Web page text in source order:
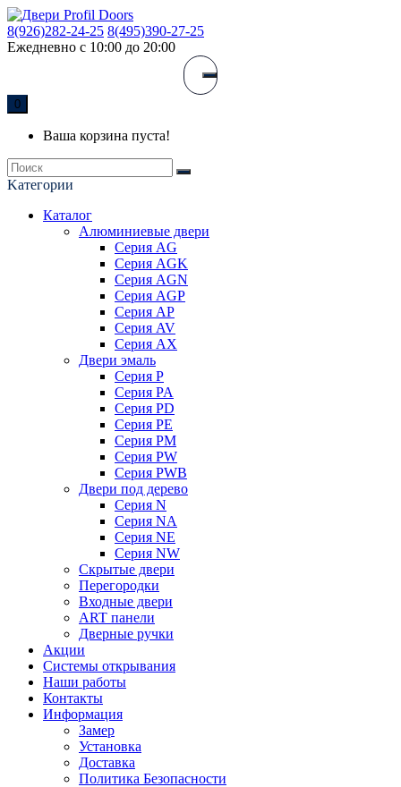
8(926)282-24-25 8(495)390-27-25
Ежедневно с 10:00 до 20:00
0
Ваша корзина пуста!
Kатегории
Каталог
Алюминиевые двери
Серия AG
Серия AGK
Серия AGN
Серия AGP
Серия AP
Серия AV
Серия AX
Двери эмаль
Серия P
Серия PA
Серия PD
Серия PE
Серия PM
Серия PW
Серия PWB
Двери под дерево
Серия N
Серия NA
Серия NE
Серия NW
Скрытые двери
Перегородки
Входные двери
ART панели
Дверные ручки
Акции
Системы открывания
Наши работы
Контакты
Информация
Замер
Установка
Доставка
Политика Безопасности